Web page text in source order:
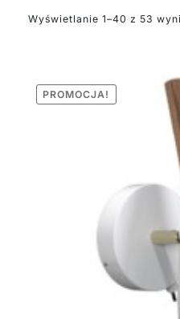
Wyświetlanie 1–40 z 53
PROMOCJA!